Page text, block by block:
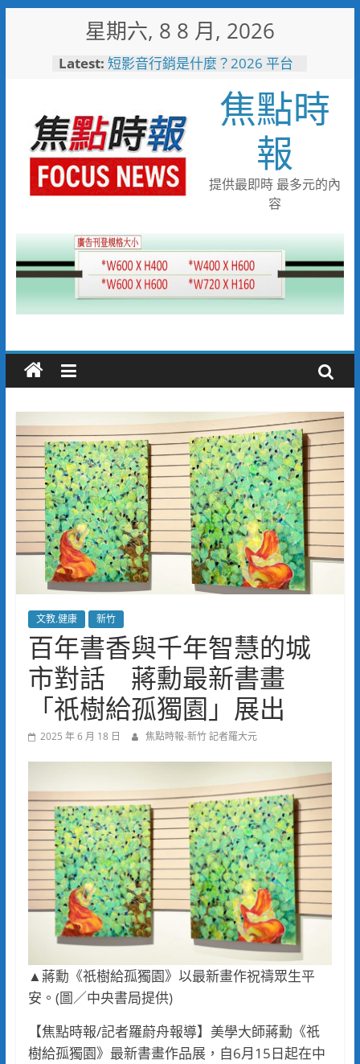
星期六, 8 8 月, 2026
Latest: 短影音行銷是什麼？2026 平台
日本花藝大師梅垣稔抵台交流
「花見日和」展現台日花藝文化
魅力 8月8日精彩展演登場
彰化縣長參選人魏平政彰化造
勢 喊福利超越六都承接王惠美
施政再升級
救護量能再升級！彰化聯合捐贈
4輛高規格救護車 首配全自動
中正地下道排水溝夜間清淤 水
利局:請用路人減速慢行
焦點時
報
提供最即時 最多元的內
容
文教.健康 新竹
百年書香與千年智慧的城
市對話 蔣勳最新書畫
「祇樹給孤獨園」展出
2025 年 6 月 18 日 焦點時報-新竹 記者羅大元
▲蔣勳《祇樹給孤獨園》以最新畫作祝禱眾生平
安。(圖／中央書局提供)
【焦點時報/記者羅蔚舟報導】美學大師蔣勳《祇
樹給孤獨園》最新書畫作品展，自6月15日起在中